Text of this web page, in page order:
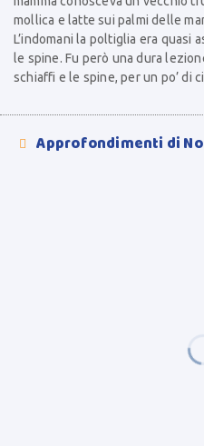
mollica e latte sui palmi delle
L’indomani la poltiglia era quasi
le spine. Fu però una dura
schiaffi e le spine, per un po’ di
 Approfondimenti di